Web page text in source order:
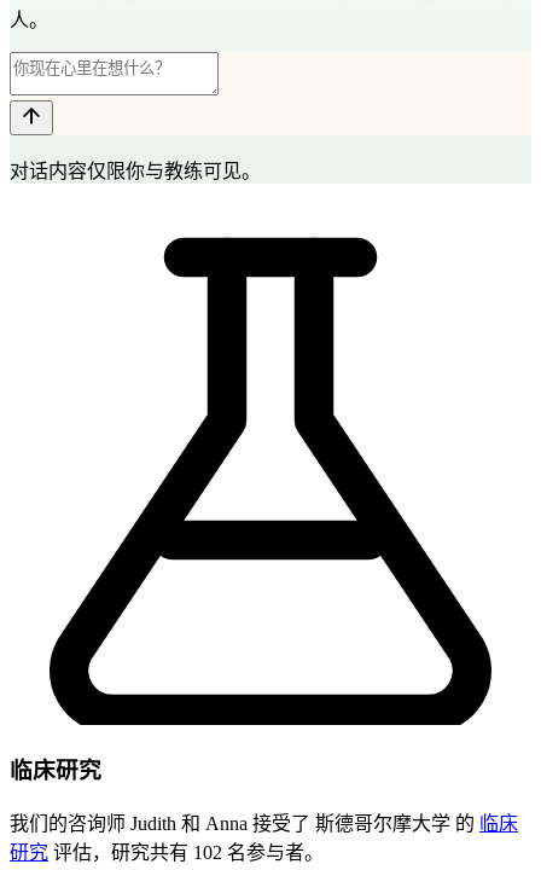
人。
对话内容仅限你与教练可见。
临床研究
我们的咨询师 Judith 和 Anna 接受了 斯德哥尔摩大学 的 临床
研究 评估，研究共有 102 名参与者。